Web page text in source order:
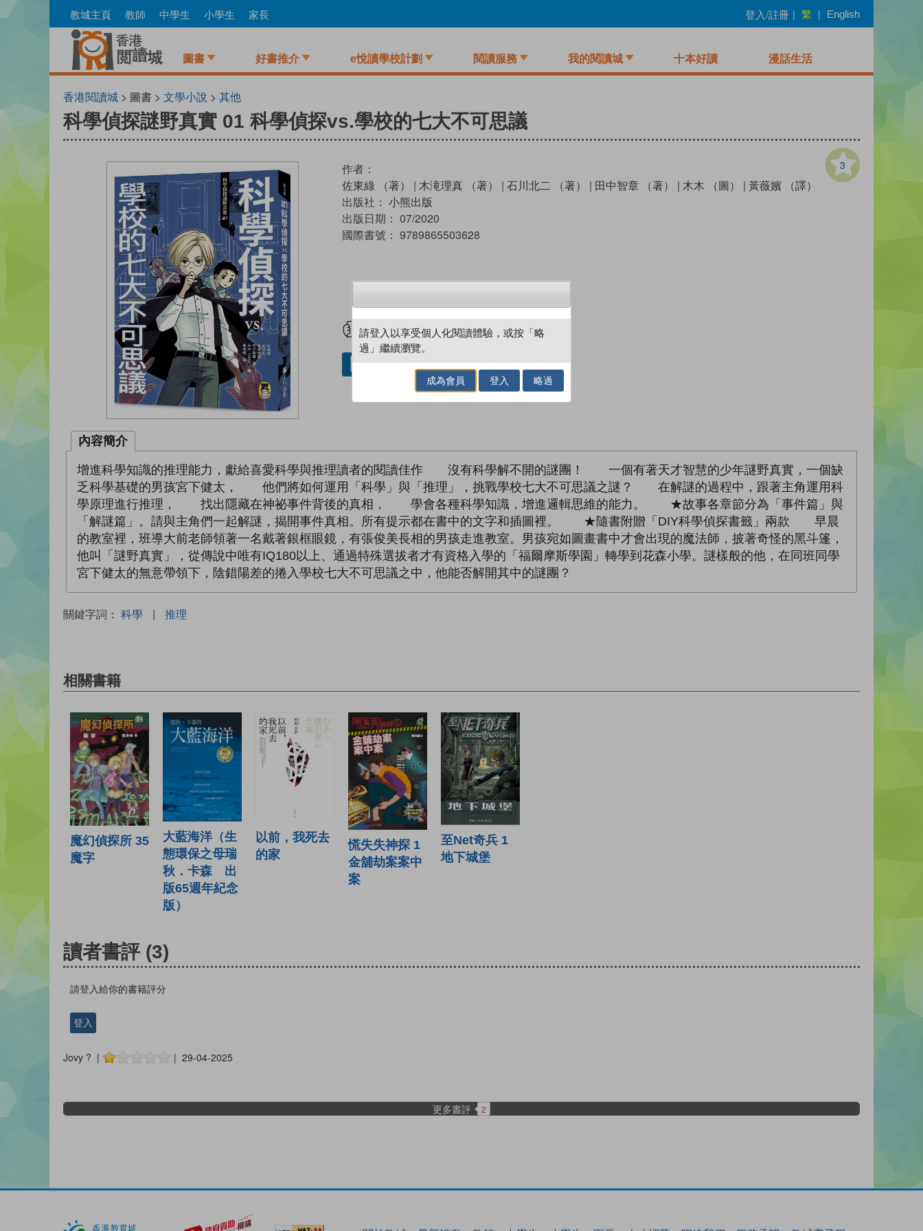
to
教城主頁 教師 中學生 小學生 家長 登入/註冊 | 繁 | English
圖書 好書推介 e悅讀學校計劃 閱讀服務 我的閱讀城 十本好讀 漫話生活
香港閱讀城 > 圖書 > 文學小說 > 其他
科學偵探謎野真實 01 科學偵探vs.學校的七大不可思議
3
作者：
佐東綠 （著）
| 木滝理真 （著） | 石川北二 （著） | 田中智章 （著） | 木木 （圖） | 黃薇嬪 （譯）
出版社： 小熊出版
出版日期： 07/2020
國際書號： 9789865503628
試閲 加入閱讀紀錄
借閱實體書
內容簡介
增進科學知識的推理能力，獻給喜愛科學與推理讀者的閱讀佳作 沒有科學解不開的謎團！ 一個有著天才智慧的少年謎野真實，一個缺
乏科學基礎的男孩宮下健太， 他們將如何運用「科學」與「推理」，挑戰學校七大不可思議之謎？ 在解謎的過程中，跟著主角運用科
學原理進行推理， 找出隱藏在神祕事件背後的真相， 學會各種科學知識，增進邏輯思維的能力。 ★故事各章節分為「事件篇」與
「解謎篇」。請與主角們一起解謎，揭開事件真相。所有提示都在書中的文字和插圖裡。 ★隨書附贈「DIY科學偵探書籤」兩款 早晨
的教室裡，班導大前老師領著一名戴著銀框眼鏡，有張俊美長相的男孩走進教室。男孩宛如圖畫書中才會出現的魔法師，披著奇怪的黑斗篷，
他叫「謎野真實」，從傳說中唯有IQ180以上、通過特殊選拔者才有資格入學的「福爾摩斯學園」轉學到花森小學。謎樣般的他，在同班同學
宮下健太的無意帶領下，陰錯陽差的捲入學校七大不可思議之中，他能否解開其中的謎團？
關鍵字詞： 科學 | 推理
相關書籍
魔幻偵探所 35
魔字
大藍海洋（生
態環保之母瑞
秋．卡森 出
版65週年紀念
版）
以前，我死去
的家
慌失失神探 1
金舖劫案案中
案
至Net奇兵 1
地下城堡
讀者書評 (3)
請登入給你的書籍評分
登入
Jovy ? | | 29-04-2025
更多書評 2
請登入以享受個人化閱讀體驗，或按「略
過」繼續瀏覽。
成為會員 登入 略過